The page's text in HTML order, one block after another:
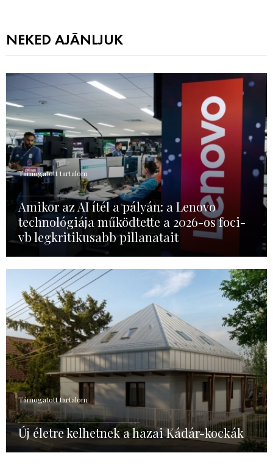
NEKED AJÁNLJUK
Támogatott tartalom
Amikor az AI ítél a pályán: a Lenovo
technológiája működtette a 2026-os foci-
vb legkritikusabb pillanatait
Támogatott tartalom
Új életre kelhetnek a hazai Kádár-kockák